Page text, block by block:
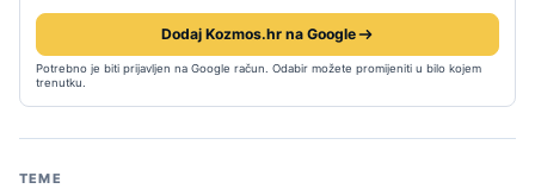
Dodaj Kozmos.hr na Google
Potrebno je biti prijavljen na Google račun. Odabir možete promijeniti u bilo kojem
trenutku.
TEME